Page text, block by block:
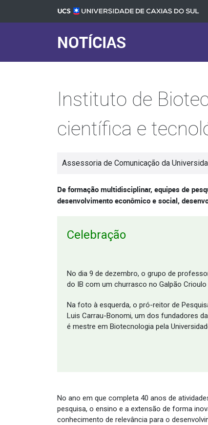
NOTÍCIAS
Instituto de
científica e
Assessoria de Comunicação da
De formação multidisciplinar, equipes de
desenvolvimento econômico e social,
Celebração
No dia 9 de dezembro, o grupo de
do IB com um churrasco no Galpão Crioulo
Na foto à esquerda, o pró-reitor de
Luis Carrau-Bonomi, um dos fundadores
é mestre em Biotecnologia pela
No ano em que completa 40 anos de
pesquisa, o ensino e a extensão de forma
conhecimento de relevância para o